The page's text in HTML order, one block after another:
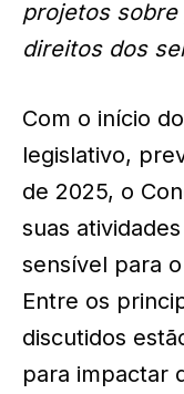
projetos
direitos dos
Com o início
legislativo,
de 2025, o
suas
sensível para
Entre os
discutidos
para impactar